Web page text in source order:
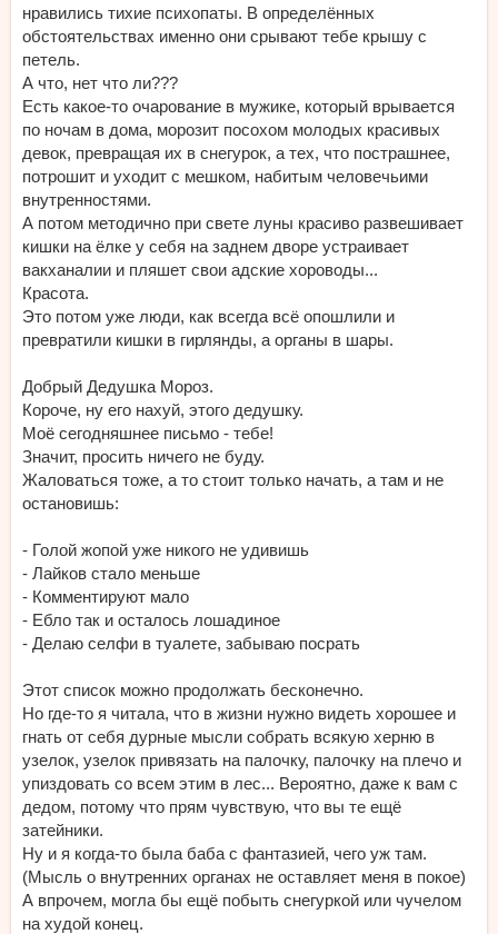
нравились тихие психопаты. В определённых
обстоятельствах именно они срывают тебе крышу с
петель.
А что, нет что ли???
Есть какое-то очарование в мужике, который врывается
по ночам в дома, морозит посохом молодых красивых
девок, превращая их в снегурок, а тех, что пострашнее,
потрошит и уходит с мешком, набитым человечьими
внутренностями.
А потом методично при свете луны красиво развешивает
кишки на ёлке у себя на заднем дворе устраивает
вакханалии и пляшет свои адские хороводы...
Красота.
Это потом уже люди, как всегда всё опошлили и
превратили кишки в гирлянды, а органы в шары.
Добрый Дедушка Мороз.
Короче, ну его нахуй, этого дедушку.
Моё сегодняшнее письмо - тебе!
Значит, просить ничего не буду.
Жаловаться тоже, а то стоит только начать, а там и не
остановишь:
- Голой жопой уже никого не удивишь
- Лайков стало меньше
- Комментируют мало
- Ебло так и осталось лошадиное
- Делаю селфи в туалете, забываю посрать
Этот список можно продолжать бесконечно.
Но где-то я читала, что в жизни нужно видеть хорошее и
гнать от себя дурные мысли собрать всякую херню в
узелок, узелок привязать на палочку, палочку на плечо и
упиздовать со всем этим в лес... Вероятно, даже к вам с
дедом, потому что прям чувствую, что вы те ещё
затейники.
Ну и я когда-то была баба с фантазией, чего уж там.
(Мысль о внутренних органах не оставляет меня в покое)
А впрочем, могла бы ещё побыть снегуркой или чучелом
на худой конец.